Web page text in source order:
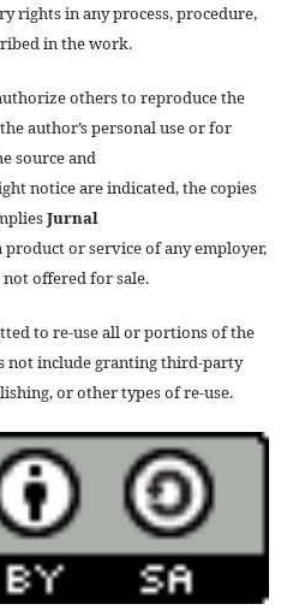
rights in any process, procedure,
in the work.
others to reproduce the
author’s personal use or for
source and
notice are indicated, the copies
Jurnal
product or service of any employer,
not offered for sale.
to re-use all or portions of the
not include granting third-party
or other types of re-use.